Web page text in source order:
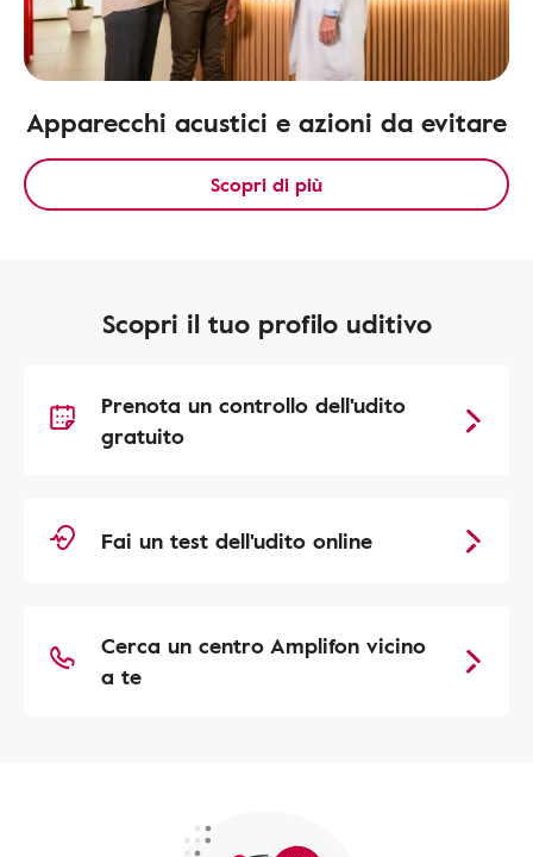
Apparecchi acustici e azioni da evitare
Scopri di più
Scopri il tuo profilo uditivo
Prenota un controllo dell'udito
gratuito
Fai un test dell'udito online
Cerca un centro Amplifon vicino
a te